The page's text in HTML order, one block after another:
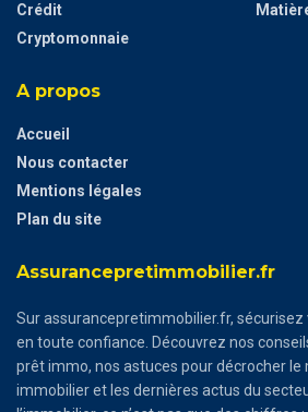
Crédit
Cryptomonnaie
A propos
Accueil
Nous contacter
Mentions légales
Plan du site
Assurancepretimmobilier.fr
Sur assurancepretimmobilier.fr,
en toute confiance. Découvrez nos
prêt immo, nos astuces pour décrocher le
immobilier et les dernières actus du